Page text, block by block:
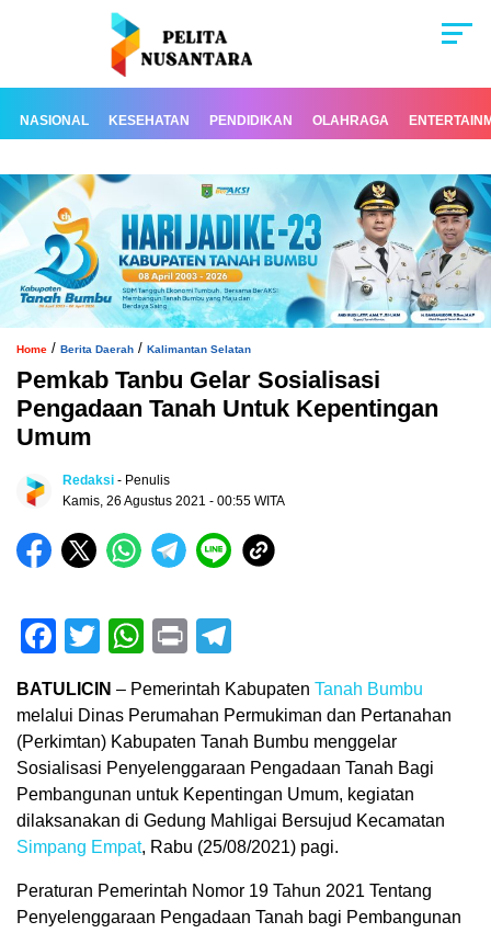
NASIONAL KESEHATAN PENDIDIKAN OLAHRAGA
Home / Berita Daerah / Kalimantan Selatan
Pemkab Tanbu Gelar Sosialisasi
Pengadaan Tanah Untuk Kepentingan
Umum
Redaksi - Penulis
Kamis, 26 Agustus 2021 - 00:55 WITA
Facebook
TwitterWhatsApp
Print
BATULICIN – Pemerintah Kabupaten Tanah Bumbu
melalui Dinas Perumahan Permukiman dan Pertanahan
(Perkimtan) Kabupaten Tanah Bumbu menggelar
Sosialisasi Penyelenggaraan Pengadaan Tanah Bagi
Pembangunan untuk Kepentingan Umum, kegiatan
dilaksanakan di Gedung Mahligai Bersujud Kecamatan
Simpang Empat, Rabu (25/08/2021) pagi.
Peraturan Pemerintah Nomor 19 Tahun 2021 Tentang
Penyelenggaraan Pengadaan Tanah bagi Pembangunan